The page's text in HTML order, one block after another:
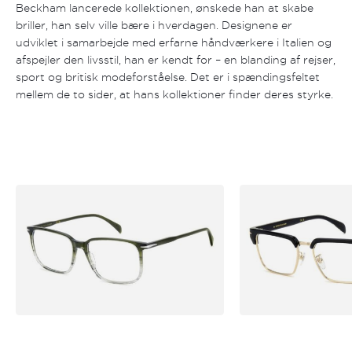
Beckham lancerede kollektionen, ønskede han at skabe
briller, han selv ville bære i hverdagen. Designene er
udviklet i samarbejde med erfarne håndværkere i Italien og
afspejler den livsstil, han er kendt for – en blanding af rejser,
sport og britisk modeforståelse. Det er i spændingsfeltet
mellem de to sider, at hans kollektioner finder deres styrke.